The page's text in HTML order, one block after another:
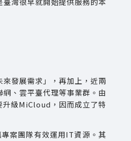
發展需求」，再加上，近兩
、雲平臺代理等事業群。由
升級MiCloud，因而成立了特
案團隊有效運用IT資源。其